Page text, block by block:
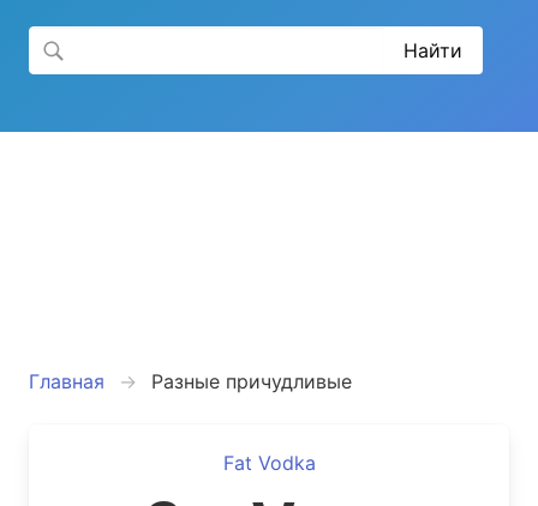
Главная Разные причудливые
Fat Vodka